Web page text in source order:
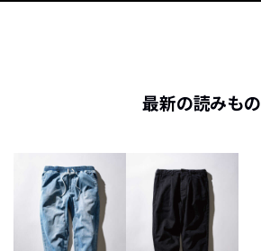
最新の読みもの